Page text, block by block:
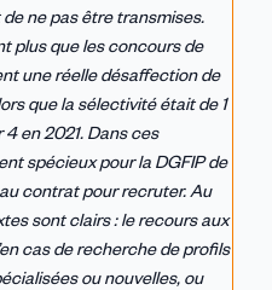
ne pas être transmises.
plus que les concours de
une réelle désaffection de
que la sélectivité était de 1
4 en 2021. Dans ces
spécieux pour la DGFIP de
contrat pour recruter. Au
sont clairs : le recours aux
cas de recherche de profils
ou nouvelles, ou